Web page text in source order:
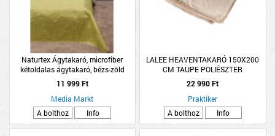
Naturtex Ágytakaró, microfiber
kétoldalas ágytakaró, bézs-zöld
színben
11 999 Ft
Media Markt
A bolthoz
Info
LALEE HEAVENTAKARÓ 150X200
CM TAUPE POLIÉSZTER
22 990 Ft
Praktiker
A bolthoz
Info